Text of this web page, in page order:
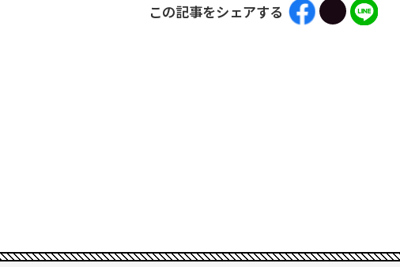
この記事をシェアする